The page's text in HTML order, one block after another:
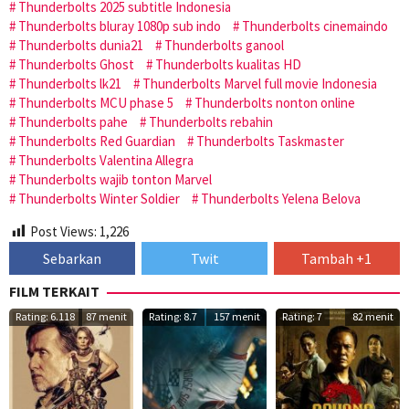
Thunderbolts 2025 subtitle Indonesia
Thunderbolts bluray 1080p sub indo
Thunderbolts cinemaindo
Thunderbolts dunia21
Thunderbolts ganool
Thunderbolts Ghost
Thunderbolts kualitas HD
Thunderbolts lk21
Thunderbolts Marvel full movie Indonesia
Thunderbolts MCU phase 5
Thunderbolts nonton online
Thunderbolts pahe
Thunderbolts rebahin
Thunderbolts Red Guardian
Thunderbolts Taskmaster
Thunderbolts Valentina Allegra
Thunderbolts wajib tonton Marvel
Thunderbolts Winter Soldier
Thunderbolts Yelena Belova
Post Views: 1,226
Sebarkan Twit
Tambah +1
FILM TERKAIT
Rating: 6.118 87 menit Rating: 8.7 157 menit Rating: 7 82 menit